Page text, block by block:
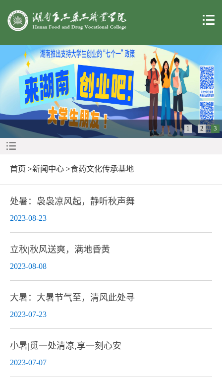
1 2 3
首页 >新闻中心 >食药文化传承基地
处暑：袅袅凉风起，静听秋声舞
2023-08-23
立秋|秋风送爽，满地昏黄
2023-08-08
大暑：大暑节气至，清风此处寻
2023-07-23
小暑|觅一处清凉,享一刻心安
2023-07-07